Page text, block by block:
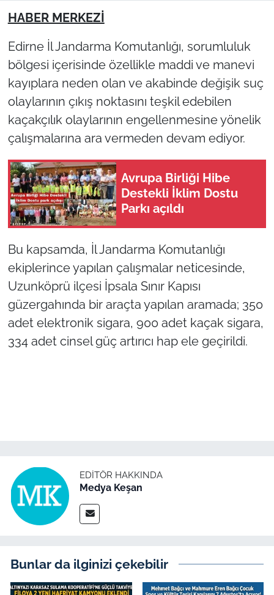
HABER MERKEZİ
Edirne İl Jandarma Komutanlığı, sorumluluk
bölgesi içerisinde özellikle maddi ve manevi
kayıplara neden olan ve akabinde değişik suç
olaylarının çıkış noktasını teşkil edebilen
kaçakçılık olaylarının engellenmesine yönelik
çalışmalarına ara vermeden devam ediyor.
Avrupa Birliği Hibe
Destekli İklim Dostu
Parkı açıldı
Bu kapsamda, İl Jandarma Komutanlığı
ekiplerince yapılan çalışmalar neticesinde,
Uzunköprü ilçesi İpsala Sınır Kapısı
güzergahında bir araçta yapılan aramada; 350
adet elektronik sigara, 900 adet kaçak sigara,
334 adet cinsel güç artırıcı hap ele geçirildi.
EDITÖR HAKKINDA
Medya Keşan
Bunlar da ilginizi çekebilir
EDİRNE
TEKİRDAĞ
KIRKLARELİ
ÇANAKKALE
TÜRKİYE
Bölge
Güvenlik
Politika
Flaş Haber
Dış Haberler
Canlı Maç
Finans